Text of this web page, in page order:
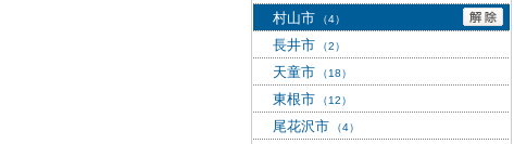
村山市 （4）
長井市 （2）
天童市 （18）
東根市 （12）
尾花沢市 （4）